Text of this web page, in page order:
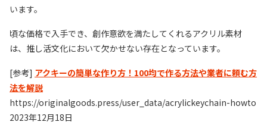
います。
頃な価格で入手でき、創作意欲を満たしてくれるアクリル素材
は、推し活文化において欠かせない存在となっています。
[参考] アクキーの簡単な作り方！100均で作る方法や業者に頼む方
法を解説
https://originalgoods.press/user_data/acrylickeychain-howto
2023年12月18日